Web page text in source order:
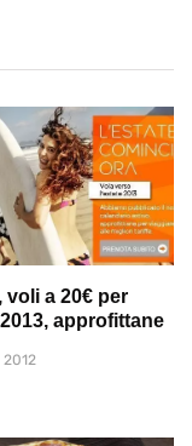
voli a 20€ per
approfittane